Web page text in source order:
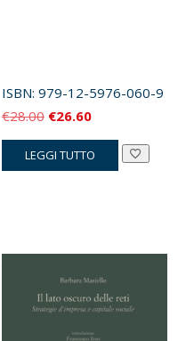
ISBN: 979-12-5976-060-9
€28.00 Il
prezzo
originale
€26.60Il
prezzo
attuale
LEGGI TUTTO